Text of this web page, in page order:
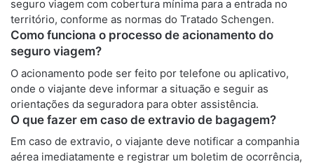
seguro viagem com cobertura mínima para a entrada no
território, conforme as normas do Tratado Schengen.
Como funciona o processo de acionamento do
seguro viagem?
O acionamento pode ser feito por telefone ou aplicativo,
onde o viajante deve informar a situação e seguir as
orientações da seguradora para obter assistência.
O que fazer em caso de extravio de bagagem?
Em caso de extravio, o viajante deve notificar a companhia
aérea imediatamente e registrar um boletim de ocorrência,